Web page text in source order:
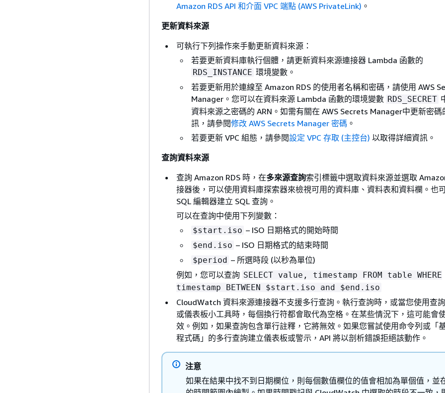
Amazon RDS API 和介面 VPC 端點 (AWS PrivateLink) 。
更新資料來源
可執行下列操作來手動更新資料來源：
若要更新資料庫執行個體，請更新資料來源連接器 Lambda 函數的
RDS_INSTANCE 環境變數。
若要更新用於連線至 Amazon RDS 的使用者名稱和密碼，請使用 AWS
Manager。您可以在資料來源 Lambda 函數的環境變數 RDS_SECRET
資料來源之密碼的 ARN。如需有關在 AWS Secrets Manager中更新密碼
訊，請參閱修改 AWS Secrets Manager 密碼 。
若要更新 VPC 組態，請參閱設定 VPC 存取 (主控台) 以取得詳細資訊。
查詢資料來源
查詢 Amazon RDS 時，在多來源查詢索引標籤中選取資料來源並選取
接器後，可以使用資料庫探索器來檢視可用的資料庫、資料表和資料欄。也
SQL 編輯器建立 SQL 查詢。
可以在查詢中使用下列變數：
$start.iso – ISO 日期格式的開始時間
$end.iso – ISO 日期格式的結束時間
$period – 所選時段 (以秒為單位)
例如，您可以查詢 SELECT value, timestamp FROM table WHERE
timestamp BETWEEN $start.iso and $end.iso
CloudWatch 資料來源連接器不支援多行查詢。執行查詢時，或當您使用查
或儀表板小工具時，每個換行符都會取代為空格。在某些情況下，這可能會
效。例如，如果查詢包含單行註釋，它將無效。如果您嘗試使用命令列或「
程式碼」的多行查詢建立儀表板或警示，API 將以剖析錯誤拒絕該動作。
注意
如果在結果中找不到日期欄位，則每個數值欄位的值會相加為單個值，並